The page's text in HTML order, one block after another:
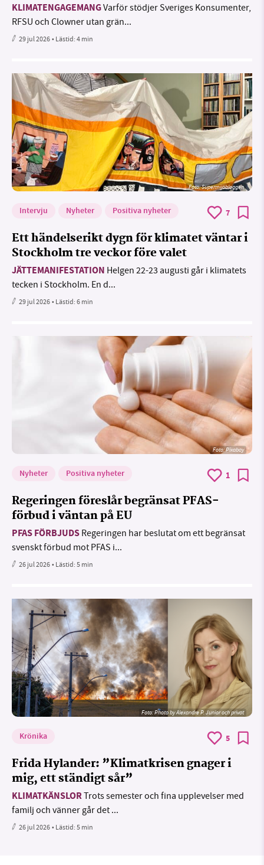
KLIMATENGAGEMANGVarför stödjer Sveriges Konsumenter,
RFSU och Clowner utan grän...
29 jul 2026• Lästid:4 min
Foto: Supermijöbloggen
Intervju Nyheter Positiva nyheter 7
Ett händelserikt dygn för klimatet väntar i
Stockholm tre veckor före valet
JÄTTEMANIFESTATION Helgen 22-23 augusti går i klimatets
tecken i Stockholm. En d...
29 jul 2026• Lästid:6 min
Foto:Pixabay
Nyheter Positiva nyheter 1
Regeringen föreslår begränsat PFAS-
förbud i väntan på EU
PFAS FÖRBJUDS Regeringen har beslutat om ett begränsat
svenskt förbud mot PFAS i...
26 jul 2026• Lästid:5 min
Foto:Photo by Alexandre P. Junior och privat
Krönika 5
Frida Hylander: ”Klimatkrisen gnager i
mig, ett ständigt sår”
KLIMATKÄNSLORTrots semester och fina upplevelser med
familj och vänner går det ...
26 jul 2026• Lästid:5 min